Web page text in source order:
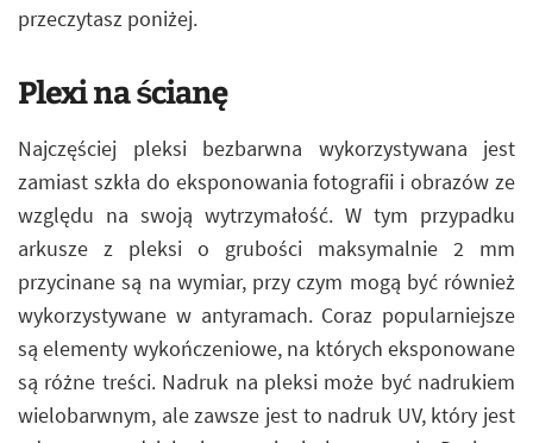
przeczytasz poniżej.
Plexi na ścianę
Najczęściej pleksi bezbarwna wykorzystywana jest
zamiast szkła do eksponowania fotografii i obrazów ze
względu na swoją wytrzymałość. W tym przypadku
arkusze z pleksi o grubości maksymalnie 2 mm
przycinane są na wymiar, przy czym mogą być również
wykorzystywane w antyramach. Coraz popularniejsze
są elementy wykończeniowe, na których eksponowane
są różne treści. Nadruk na pleksi może być nadrukiem
wielobarwnym, ale zawsze jest to nadruk UV, który jest